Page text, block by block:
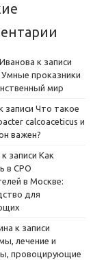
к записи
проказники
мир
записи Что такое
calcoaceticus и
важен?
к записи Как
в СРО
в Москве:
для
к записи
лечение и
провоцирующие